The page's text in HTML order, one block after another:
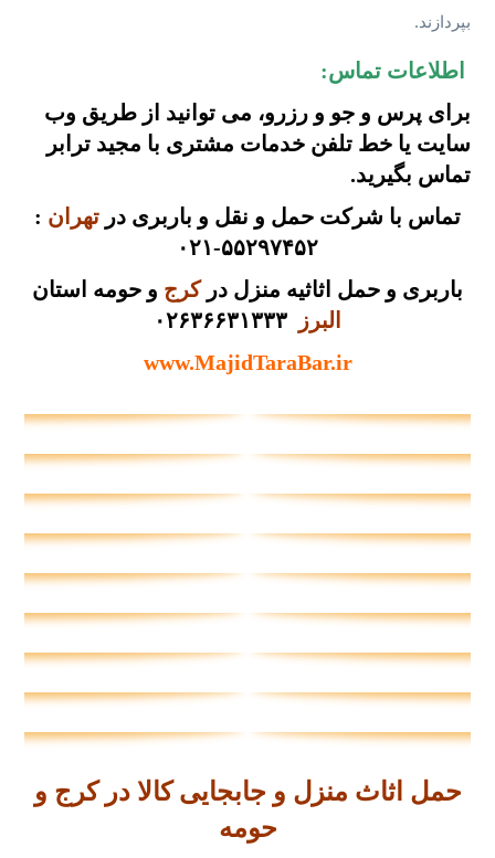
بپردازند.
اطلاعات تماس:
برای پرس و جو و رزرو، می توانید از طریق وب
سایت یاخط تلفن خدمات مشتری با مجید ترابر
تماس بگیرید.
تماس با شرکت حمل و نقل و باربری در تهران :
۵۵۲۹۷۴۵۲-۰۲۱
باربری و حمل اثاثیه منزل درکرج و حومه استان
البرز
۰۲۶۳۶۶۳۱۳۳۳
www.MajidTaraBar.ir
حمل اثاث منزل و جابجایی کالا در کرج و
حومه